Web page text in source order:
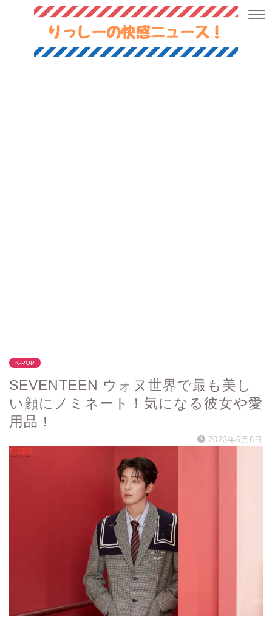
K-POP
SEVENTEEN ウォヌ世界で最も美し
い顔にノミネート！気になる彼女や愛
用品！
2023年6月6日